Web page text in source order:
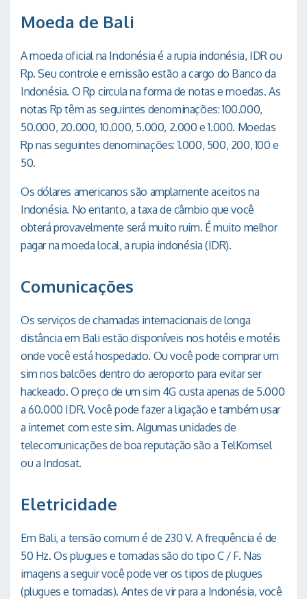
Moeda de Bali
A moeda oficial na Indonésia é a rupia indonésia, IDR ou
Rp. Seu controle e emissão estão a cargo do Banco da
Indonésia. O Rp circula na forma de notas e moedas. As
notas Rp têm as seguintes denominações: 100.000,
50.000, 20.000, 10.000, 5.000, 2.000 e 1.000. Moedas
Rp nas seguintes denominações: 1.000, 500, 200, 100 e
50.
Os dólares americanos são amplamente aceitos na
Indonésia. No entanto, a taxa de câmbio que você
obterá provavelmente será muito ruim. É muito melhor
pagar na moeda local, a rupia indonésia (IDR).
Comunicações
Os serviços de chamadas internacionais de longa
distância em Bali estão disponíveis nos hotéis e motéis
onde você está hospedado. Ou você pode comprar um
sim nos balcões dentro do aeroporto para evitar ser
hackeado. O preço de um sim 4G custa apenas de 5.000
a 60.000 IDR. Você pode fazer a ligação e também usar
a internet com este sim. Algumas unidades de
telecomunicações de boa reputação são a TelKomsel
ou a Indosat.
Eletricidade
Em Bali, a tensão comum é de 230 V. A frequência é de
50 Hz. Os plugues e tomadas são do tipo C / F. Nas
imagens a seguir você pode ver os tipos de plugues
(plugues e tomadas). Antes de vir para a Indonésia, você